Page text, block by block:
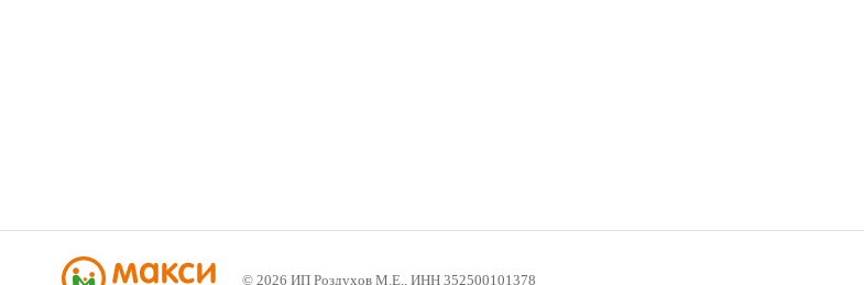
© 2026 ИП Роздухов М.Е., ИНН 352500101378